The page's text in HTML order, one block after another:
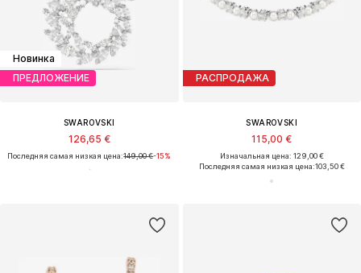
Новинка
ПРЕДЛОЖЕНИЕ
SWAROVSKI
126,65 €
Последняя самая низкая цена:149,00 €-15%
РАСПРОДАЖА
SWAROVSKI
115,00 €
Изначальная цена: 129,00 €
Последняя самая низкая цена:103,50 €